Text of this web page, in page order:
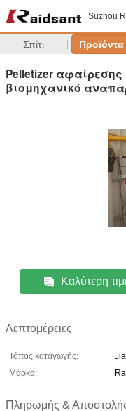
Suzhou
Σπίτι Προϊόντα
Pelletizer
βιομηχανικό
Καλύτερη
Λεπτομέρειες
Τόπος καταγωγής:
Μάρκα:
Πληρωμής &